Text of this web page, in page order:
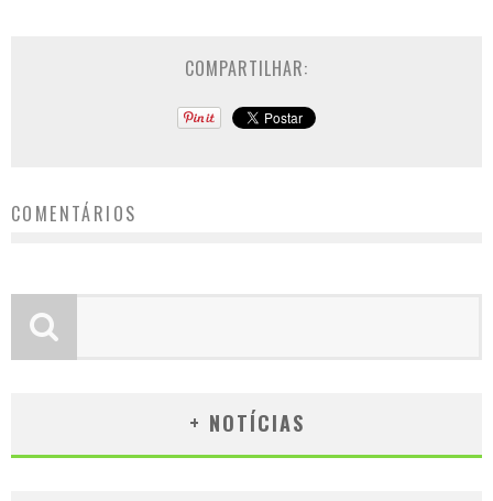
COMPARTILHAR:
COMENTÁRIOS
+ NOTÍCIAS